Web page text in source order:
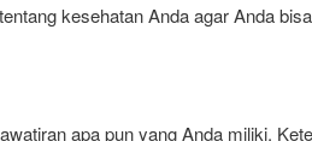
kesehatan Anda agar Anda bisa
apa pun yang Anda miliki.